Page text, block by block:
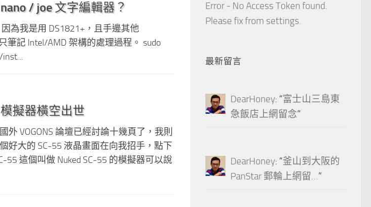
/ joe 文字編輯器？
為我是用 DS1821+，且手邊其他
筆記 Intel/AMD 架構的處理過程。 sudo
模擬器橫空出世
VOGONS 論壇已經討論十幾頁了，我則
好大的 SC-55 液晶畫面在向我招手，點下
55 這個叫做 Nuked SC-55 的模擬器可以說
Error - No Access Token found.
Please fix from settings.
最新留言
DearHoney: “富士山三島東
急飯店上網留念”
DearHoney: “釜山到大阪的
PanStar 郵輪上網留…”